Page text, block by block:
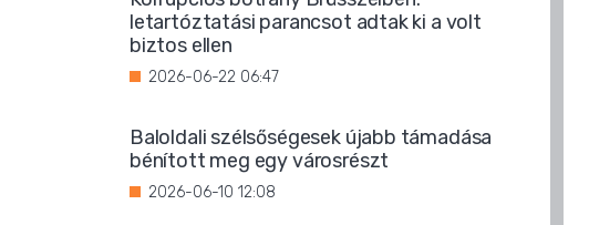
letartóztatási parancsot adtak ki a volt
biztos ellen
2026-06-22 06:47
Baloldali szélsőségesek újabb támadása
bénított meg egy városrészt
2026-06-10 12:08